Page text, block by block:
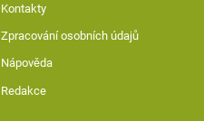
Kontakty
Zpracování osobních údajů
Nápověda
Redakce